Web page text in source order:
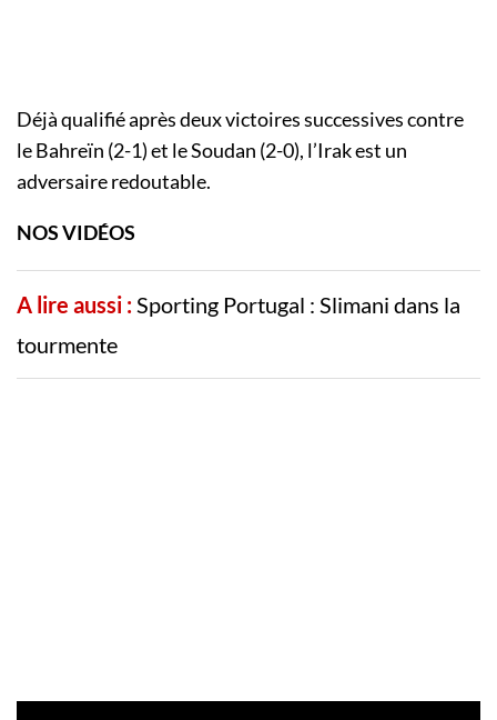
Déjà qualifié après deux victoires successives contre
le Bahreïn (2-1) et le Soudan (2-0), l’Irak est un
adversaire redoutable.
NOS VIDÉOS
A lire aussi :Sporting Portugal : Slimani dans la
tourmente